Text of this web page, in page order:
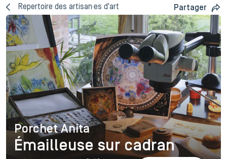
Repertoire des artisan·es d'art Partager
Porchet Anita
Porchet Anita
Émailleuse sur cadran